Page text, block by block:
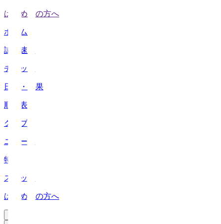
はじめての方へ
ホーム
試合速報
チケット
日程・結果
順位表
クラブ
ニュース
特集
スタッツ
はじめての方へ